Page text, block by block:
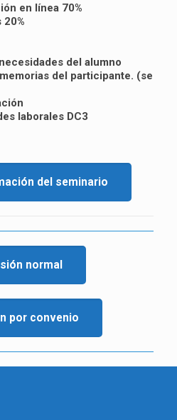
en línea 70%
del alumno
del participante. (se
laborales DC3
del seminario
normal
por convenio